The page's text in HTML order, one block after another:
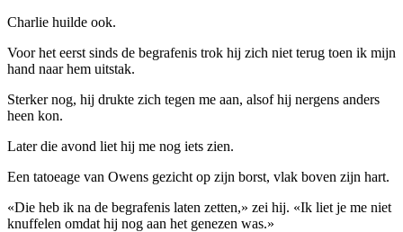
Charlie huilde ook.
Voor het eerst sinds de begrafenis trok hij zich niet terug toen ik mijn
hand naar hem uitstak.
Sterker nog, hij drukte zich tegen me aan, alsof hij nergens anders
heen kon.
Later die avond liet hij me nog iets zien.
Een tatoeage van Owens gezicht op zijn borst, vlak boven zijn hart.
«Die heb ik na de begrafenis laten zetten,» zei hij. «Ik liet je me niet
knuffelen omdat hij nog aan het genezen was.»